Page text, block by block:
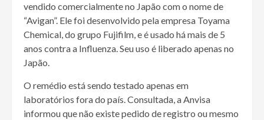
vendido comercialmente no Japão com o nome de
“Avigan”. Ele foi desenvolvido pela empresa Toyama
Chemical, do grupo Fujifilm, e é usado há mais de 5
anos contra a Influenza. Seu uso é liberado apenas no
Japão.
O remédio está sendo testado apenas em
laboratórios fora do país. Consultada, a Anvisa
informou que não existe pedido de registro ou mesmo